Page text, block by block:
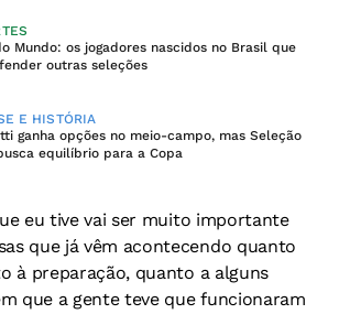
Mundo: os jogadores nascidos no Brasil que
outras seleções
E HISTÓRIA
ganha opções no meio-campo, mas Seleção
equilíbrio para a Copa
eu tive vai ser muito importante
que já vêm acontecendo quanto
à preparação, quanto a alguns
que a gente teve que funcionaram